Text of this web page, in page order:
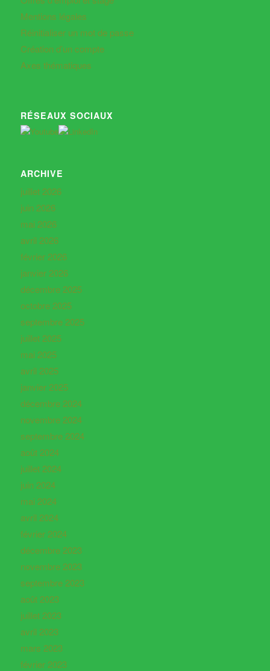
Mentions légales
Réinitialiser un mot de passe
Création d’un compte
Axes thématiques
RÉSEAUX SOCIAUX
ARCHIVE
juillet 2026
juin 2026
mai 2026
avril 2026
février 2026
janvier 2026
décembre 2025
octobre 2025
septembre 2025
juillet 2025
mai 2025
avril 2025
janvier 2025
décembre 2024
novembre 2024
septembre 2024
août 2024
juillet 2024
juin 2024
mai 2024
avril 2024
février 2024
décembre 2023
novembre 2023
septembre 2023
août 2023
juillet 2023
avril 2023
mars 2023
février 2023